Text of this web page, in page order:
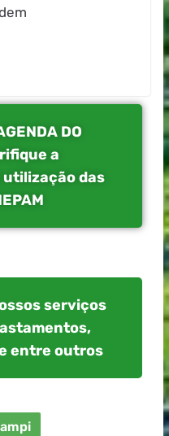
DO
a
utilização das
serviços
entre outros